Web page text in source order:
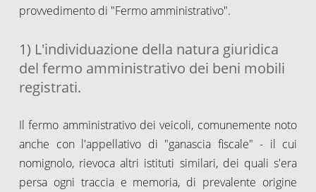
provvedimento di "Fermo amministrativo".
1) L'individuazione della natura giuridica
del fermo amministrativo dei beni mobili
registrati.
Il fermo amministrativo dei veicoli, comunemente noto
anche con l'appellativo di "ganascia fiscale" - il cui
nomignolo, rievoca altri istituti similari, dei quali s'era
persa ogni traccia e memoria, di prevalente origine